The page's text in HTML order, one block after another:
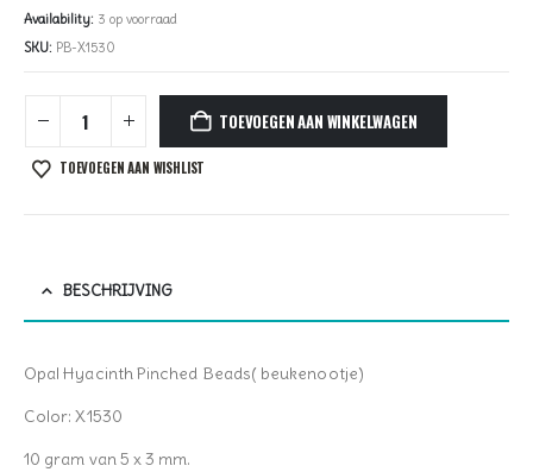
Availability: 3 op voorraad
SKU: PB-X1530
TOEVOEGEN AAN WINKELWAGEN
TOEVOEGEN AAN WISHLIST
BESCHRIJVING
Opal Hyacinth Pinched Beads( beukenootje)
Color: X1530
10 gram van 5 x 3 mm.